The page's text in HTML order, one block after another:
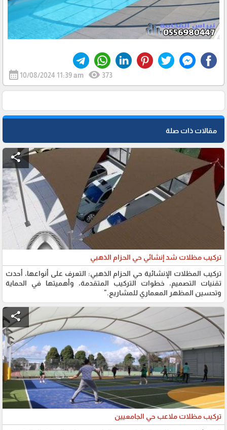
calendar_month 10/08/2024 11:39 am visibility 373
مقالات ذات صلة
share
تركيب مظلات شد إنشائي حي الحزام الذهبي
تركيب المظلات الإنشائية حي الحزام الذهبي: التعرف على أنواعها، أحدث
تقنيات التصميم، خطوات التركيب المتقدمة، وأهميتها في الحماية
وتحسين المظهر المعماري للمشاريع."
share
تركيب مظلات ملاعب حي الجامعيين